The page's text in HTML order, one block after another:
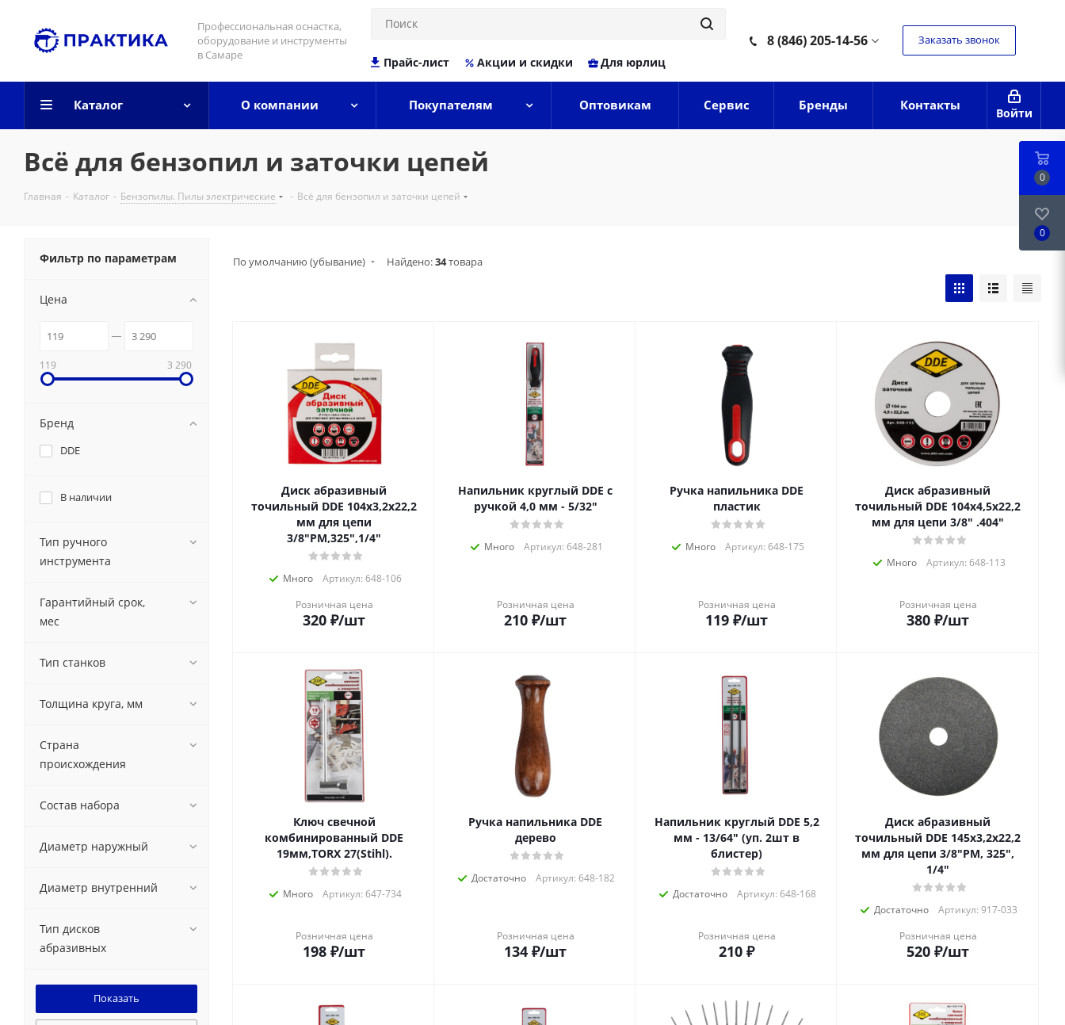
Профессиональная оснастка,
оборудование и инструменты
в Самаре
Прайс-лист Акции и скидки Для юрлиц
8 (846) 205-14-56 Заказать звонок
Войти
Каталог О компании Покупателям Оптовикам Сервис Бренды Контакты
Всё для бензопил и заточки цепей
Главная - Каталог - Бензопилы. Пилы электрические - Всё для бензопил и заточки цепей
По умолчанию (убывание) Найдено:34товара
Диск абразивный
точильный DDE 104х3,2х22,2
мм для цепи
3/8"PM,325",1/4"
Много
Артикул: 648-106
Розничная цена
320 ₽/шт
Напильник круглый DDE с
ручкой 4,0 мм - 5/32"
Много Артикул: 648-281
Розничная цена
210 ₽/шт
Ручка напильника DDE
пластик
Много Артикул: 648-175
Розничная цена
119 ₽/шт
Диск абразивный
точильный DDE 104х4,5х22,2
мм для цепи 3/8" .404"
Много Артикул: 648-113
Розничная цена
380 ₽/шт
Ключ свечной
комбинированный DDE
19мм,TORX 27(Stihl).
Много Артикул: 647-734
Розничная цена
198 ₽/шт
Ручка напильника DDE
дерево
Достаточно Артикул: 648-182
Розничная цена
134 ₽/шт
Напильник круглый DDE 5,2
мм - 13/64" (уп. 2шт в
блистер)
Достаточно Артикул: 648-168
Розничная цена
210 ₽
Диск абразивный
точильный DDE 145х3,2х22,2
мм для цепи 3/8"PM, 325",
1/4"
Достаточно
Артикул: 917-033
Розничная цена
520 ₽/шт
Фильтр по параметрам
Цена
119 3 290
Бренд
DDE
В наличии
Тип ручного
инструмента
Гарантийный срок,
мес
Тип станков
Толщина круга, мм
Страна
происхождения
Состав набора
Диаметр наружный
Диаметр внутренний
Тип дисков
абразивных
0
0